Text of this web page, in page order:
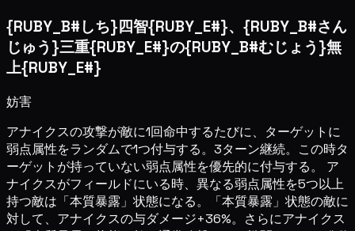
{RUBY_B#しち}四智{RUBY_E#}、{RUBY_B#さん
じゅう}三重{RUBY_E#}の{RUBY_B#むじょう}無
上{RUBY_E#}
妨害
アナイクスの攻撃が敵に1回命中するたびに、ターゲットに
弱点属性をランダムで1つ付与する。3ターン継続。この時タ
ーゲットが持っていない弱点属性を優先的に付与する。 ア
ナイクスがフィールドにいる時、異なる弱点属性を5つ以上
持つ敵は「本質暴露」状態になる。「本質暴露」状態の敵に
対して、アナイクスの与ダメージ+36%。さらにアナイクス